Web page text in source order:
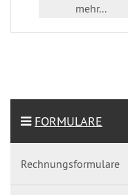
mehr...
FORMULARE
Rechnungsformulare